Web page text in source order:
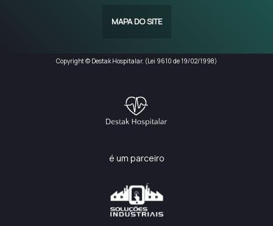
MAPA DO SITE
Copyright © Destak Hospitalar. (Lei 9610 de 19/02/1998)
é um parceiro